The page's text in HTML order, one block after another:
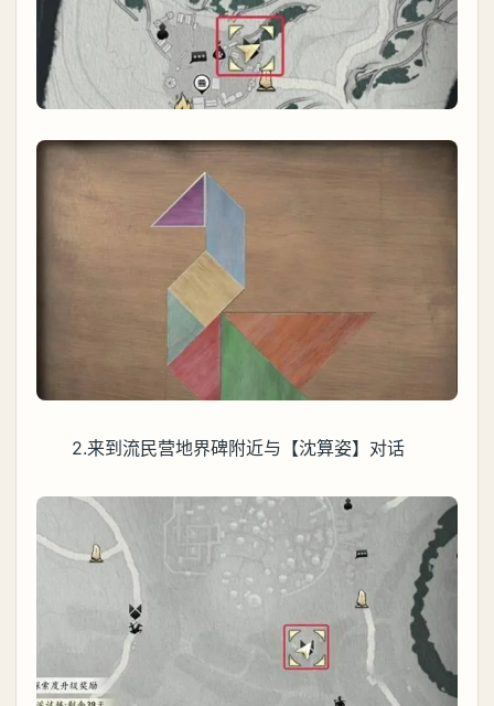
2.来到流民营地界碑附近与【沈算姿】对话